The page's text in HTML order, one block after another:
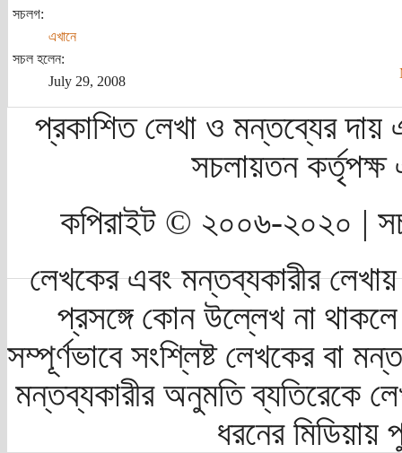
সচলগ:
এখানে
সচল হলেন:
July 29, 2008
প্রকাশিত লেখা ও মন্তব্যের দায়
সচলায়তন
কপিরাইট © ২০০৬-২০২০ |
লেখকের এবং মন্তব্যকারীর
প্রসঙ্গে কোন উল্লেখ না
সম্পূর্ণভাবে সংশ্লিষ্ট লেখকের বা
মন্তব্যকারীর অনুমতি ব্যতিরেকে
ধরনের মিডিয়ায়